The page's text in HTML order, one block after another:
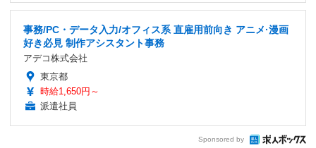
事務/PC・データ入力/オフィス系 直雇用前向き アニメ·漫画
好き必見 制作アシスタント事務
アデコ株式会社
東京都
時給1,650円～
派遣社員
Sponsored by